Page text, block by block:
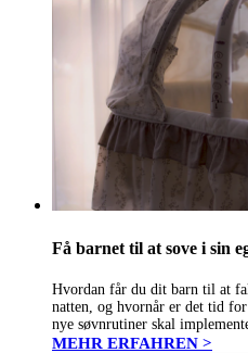
Få barnet til at sove i sin
Hvordan får du dit barn til at
natten, og hvornår er det tid
nye søvnrutiner skal
MEHR ERFAHREN >